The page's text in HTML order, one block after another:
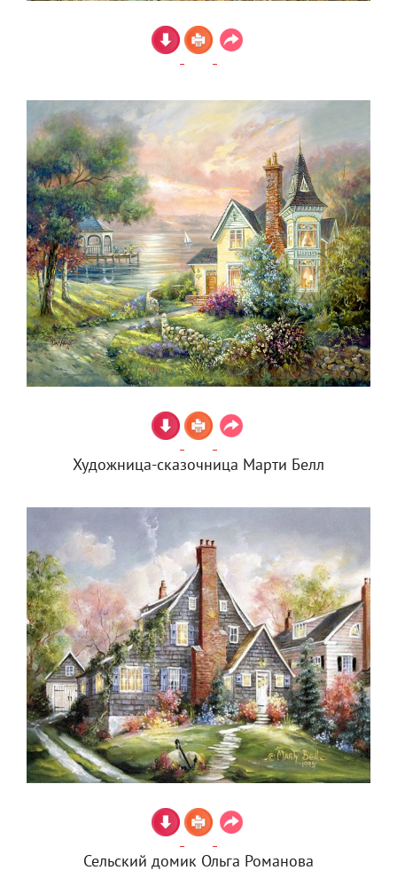
Художница-сказочница Марти Белл
Сельский домик Ольга Романова